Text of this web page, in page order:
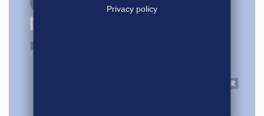
Privacy policy